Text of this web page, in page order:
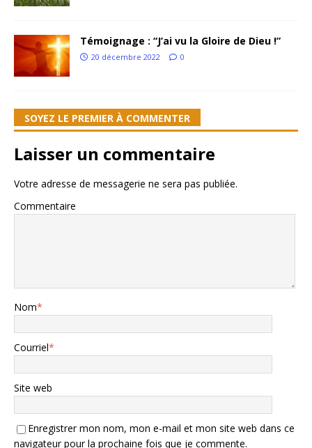
Témoignage : “J’ai vu la Gloire de Dieu !”
20 décembre 2022 0
SOYEZ LE PREMIER À COMMENTER
Laisser un commentaire
Votre adresse de messagerie ne sera pas publiée.
Commentaire
Nom*
Courriel*
Site web
Enregistrer mon nom, mon e-mail et mon site web dans ce
navigateur pour la prochaine fois que je commente.